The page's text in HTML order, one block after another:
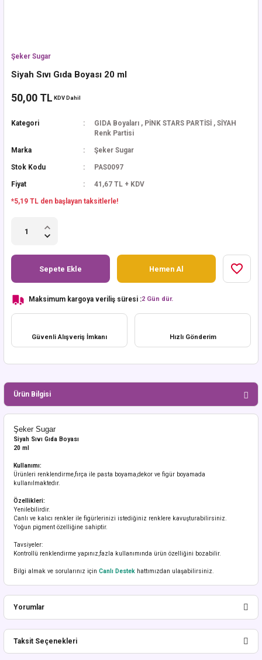
Şeker Sugar
Siyah Sıvı Gıda Boyası 20 ml
50,00 TL KDV Dahil
Kategori GIDA Boyaları , PİNK STARS PARTİSİ , SİYAH
Renk Partisi
Marka Şeker Sugar
Stok Kodu PAS0097
Fiyat 41,67 TL + KDV
*5,19 TL den başlayan taksitlerle!
Sepete Ekle Hemen Al
Maksimum kargoya veriliş süresi :2 Gün dür.
Güvenli Alışveriş İmkanı Hızlı Gönderim
Ürün Bilgisi
Şeker Sugar
Siyah Sıvı Gıda Boyası
20 ml
Kullanımı:
Ürünleri renklendirme,fırça ile pasta boyama,dekor ve figür boyamada
kullanılmaktedır.
Özellikleri:
Yenilebilirdir.
Canlı ve kalıcı renkler ile figürlerinizi istediğiniz renklere kavuşturabilirsiniz.
Yoğun pigment özelliğine sahiptir.
Tavsiyeler:
Kontrollü renklendirme yapınız,fazla kullanımında ürün özelliğini bozabilir.
Bilgi almak ve sorularınız için Canlı Destek hattımızdan ulaşabilirsiniz.
Yorumlar
Taksit Seçenekleri